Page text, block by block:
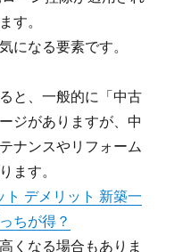
す。
になる要素です。
と、一般的に「中古
ジがありますが、中
ナンスやリフォーム
ます。
ト デメリット 新築一
ちが得？
くなる場合もありま